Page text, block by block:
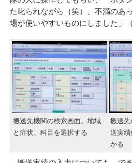
た叱られながら（笑）、不満のあ
場が使いやすいものにしました」
搬送先機関の検索画面。地域
と症状、科目を選択する
搬送
送実
かる